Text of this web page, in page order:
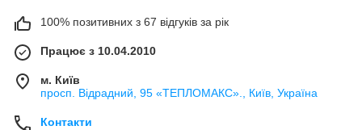
100% позитивних з 67 відгуків за рік
Працює з 10.04.2010
м. Київ
просп. Відрадний, 95 «ТЕПЛОМАКС»., Київ, Україна
Контакти